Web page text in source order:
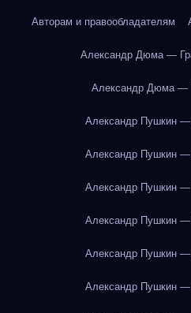
Авторам и правообладателям
Александр Дюма —
Александр Дюма —
Александр Пушкин —
Александр Пушкин —
Александр Пушкин —
Александр Пушкин —
Александр Пушкин —
Александр Пушкин —